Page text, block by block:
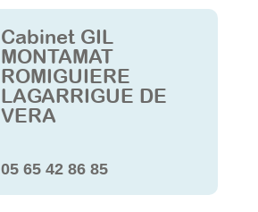
Cabinet GIL
MONTAMAT
ROMIGUIERE
LAGARRIGUE DE
VERA
05 65 42 86 85